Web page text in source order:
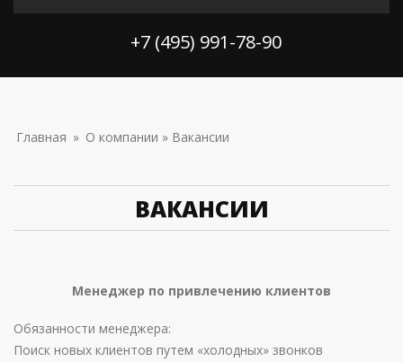
+7 (495) 991-78-90
ВЫ ЗДЕСЬ
Главная » О компании » Вакансии
ВАКАНСИИ
Менеджер по привлечению клиентов
Обязанности менеджера:
Поиск новых клиентов путем «холодных» звонков